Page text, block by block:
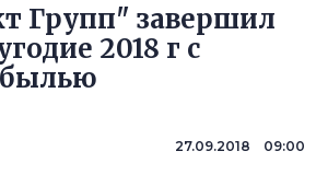
Групп" завершил
2018 г с
27.09.2018 09:00